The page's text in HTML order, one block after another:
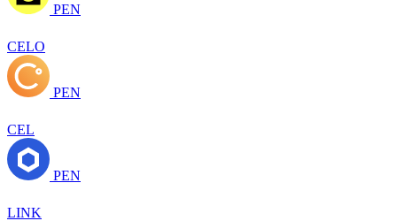
PEN
CELO
PEN
CEL
PEN
LINK